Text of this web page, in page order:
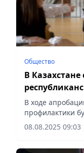
Общество
В Казахстане
инициатива
В ходе
профилактики
08.08.2025 09:03